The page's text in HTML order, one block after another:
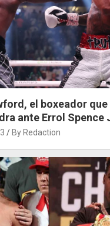
el boxeador que
ante Errol Spence
By Redaction